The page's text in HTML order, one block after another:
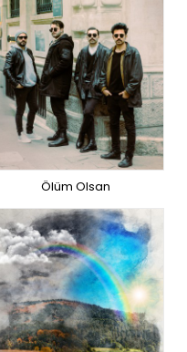
Ölüm Olsan